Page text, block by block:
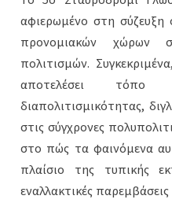
αφιερωμένο στη σύζευξη
προνομιακών χώρων
πολιτισμών.
αποτελέσει τόπο
διαπολιτισμικότητας,
στις σύγχρονες
στο πώς τα φαινόμενα
πλαίσιο της τυπικής
εναλλακτικές